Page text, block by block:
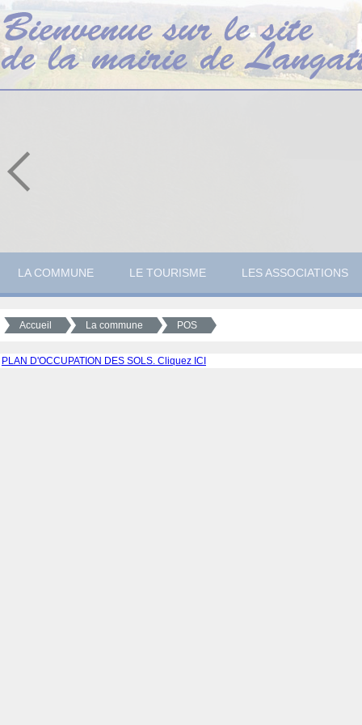
LA COMMUNE LE TOURISME LES ASSOCIATIONS
Accueil La commune POS
PLAN D'OCCUPATION DES SOLS. Cliquez ICI